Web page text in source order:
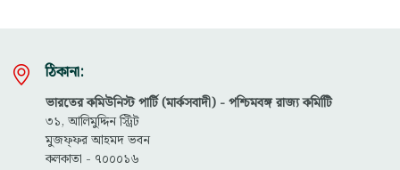
ঠিকানা:
ভারতের কমিউনিস্ট পার্টি (মার্কসবাদী) - পশ্চিমবঙ্গ রাজ্য কমিটিি
৩১, আলিমুদ্দিন স্ট্রিট
মুজফ্ফ‌র আহমদ ভবন
কলকাতা - ৭০০০১৬